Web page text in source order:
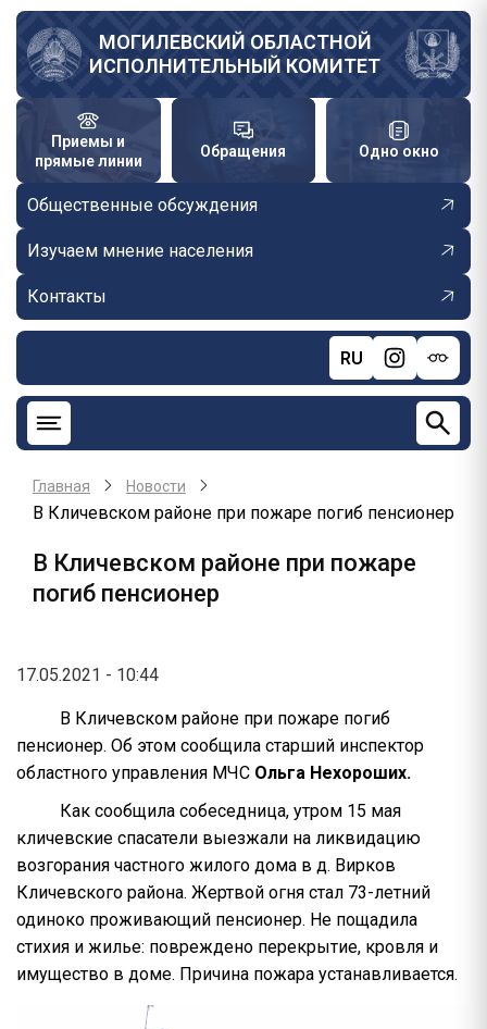
Перейти
основному
содержанию
МОГИЛЕВСКИЙ ОБЛАСТНОЙ
ИСПОЛНИТЕЛЬНЫЙ КОМИТЕТ
Приемы и
прямые линии
Обращения Одно окно
Общественные обсуждения
Изучаем мнение населения
Контакты
RU
Главная Новости
В Кличевском районе при пожаре погиб пенсионер
В Кличевском районе при пожаре
погиб пенсионер
17.05.2021 - 10:44
В Кличевском районе при пожаре погиб
пенсионер. Об этом сообщила старший инспектор
областного управления МЧС Ольга Нехороших.
Как сообщила собеседница, утром 15 мая
кличевские спасатели выезжали на ликвидацию
возгорания частного жилого дома в д. Вирков
Кличевского района. Жертвой огня стал 73-летний
одиноко проживающий пенсионер. Не пощадила
стихия и жилье: повреждено перекрытие, кровля и
имущество в доме. Причина пожара устанавливается.